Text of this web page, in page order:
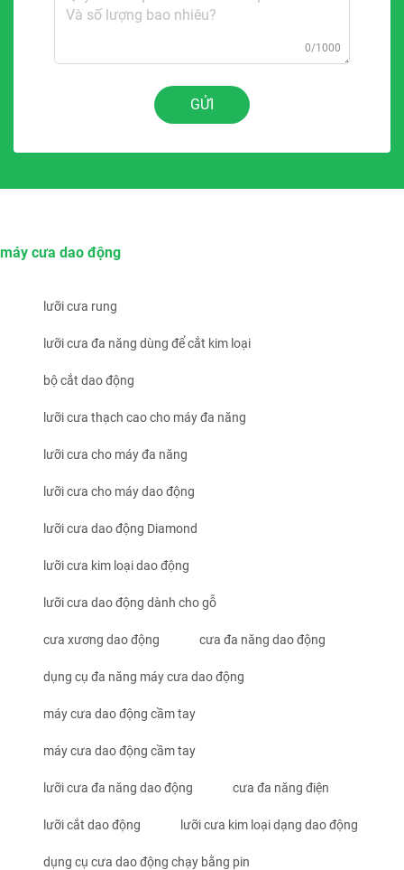
0/1000
GỬI
máy cưa dao động
lưỡi cưa rung
lưỡi cưa đa năng dùng để cắt kim loại
bộ cắt dao động
lưỡi cưa thạch cao cho máy đa năng
lưỡi cưa cho máy đa năng
lưỡi cưa cho máy dao động
lưỡi cưa dao động Diamond
lưỡi cưa kim loại dao động
lưỡi cưa dao động dành cho gỗ
cưa xương dao động cưa đa năng dao động
dụng cụ đa năng máy cưa dao động
máy cưa dao động cầm tay
máy cưa dao động cầm tay
lưỡi cưa đa năng dao động cưa đa năng điện
lưỡi cắt dao động lưỡi cưa kim loại dạng dao động
dụng cụ cưa dao động chạy bằng pin